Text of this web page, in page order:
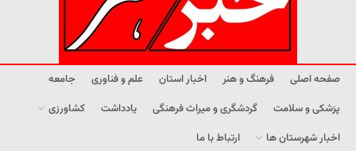
صفحه اصلی فرهنگ و هنر اخبار استان علم و فناوری
جامعه
پزشکی و سلامت
گردشگری و میراث فرهنگی یادداشت
کشاورزی
اخبار شهرستان ها
ارتباط با ما